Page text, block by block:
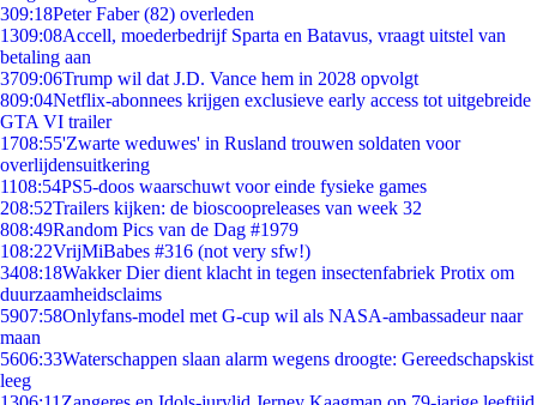
309:18Peter Faber (82) overleden
1309:08Accell, moederbedrijf Sparta en Batavus, vraagt uitstel van
betaling aan
3709:06Trump wil dat J.D. Vance hem in 2028 opvolgt
809:04Netflix-abonnees krijgen exclusieve early access tot uitgebreide
GTA VI trailer
1708:55'Zwarte weduwes' in Rusland trouwen soldaten voor
overlijdensuitkering
1108:54PS5-doos waarschuwt voor einde fysieke games
208:52Trailers kijken: de bioscoopreleases van week 32
808:49Random Pics van de Dag #1979
108:22VrijMiBabes #316 (not very sfw!)
3408:18Wakker Dier dient klacht in tegen insectenfabriek Protix om
duurzaamheidsclaims
5907:58Onlyfans-model met G-cup wil als NASA-ambassadeur naar
maan
5606:33Waterschappen slaan alarm wegens droogte: Gereedschapskist
leeg